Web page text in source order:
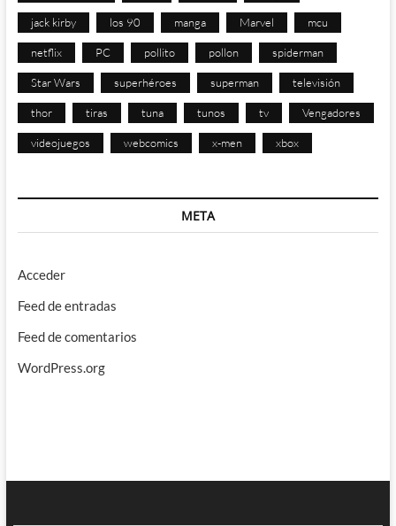
jack kirby los 90 manga Marvel mcu
netflix PC pollito pollon spiderman
Star Wars superhéroes superman televisión
thor tiras tuna tunos tv Vengadores
videojuegos webcomics x-men xbox
META
Acceder
Feed de entradas
Feed de comentarios
WordPress.org